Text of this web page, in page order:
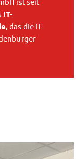
IT-
, das die IT-